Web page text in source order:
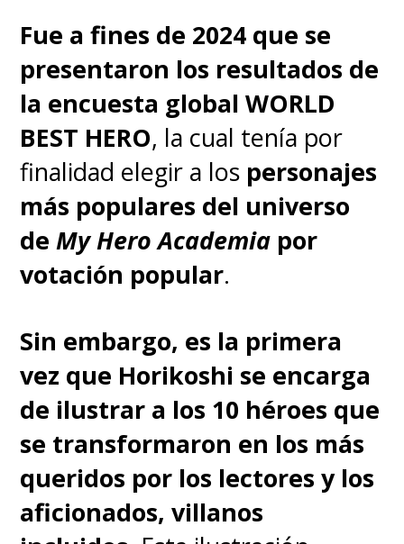
'Lion'. De hecho, conseguí
algunas de las revistas de la
época que nos sirvieron de
referencia".
Fue a fines de 2024 que se
presentaron los resultados de
la encuesta global WORLD
BEST HERO, la cual tenía por
finalidad elegir a los personajes
más populares del universo
deMy Hero Academia por
votación popular.
Sin embargo, es la primera
vez que Horikoshi se encarga
de ilustrar a los 10 héroes que
se transformaron en los más
queridos por los lectores y los
aficionados, villanos